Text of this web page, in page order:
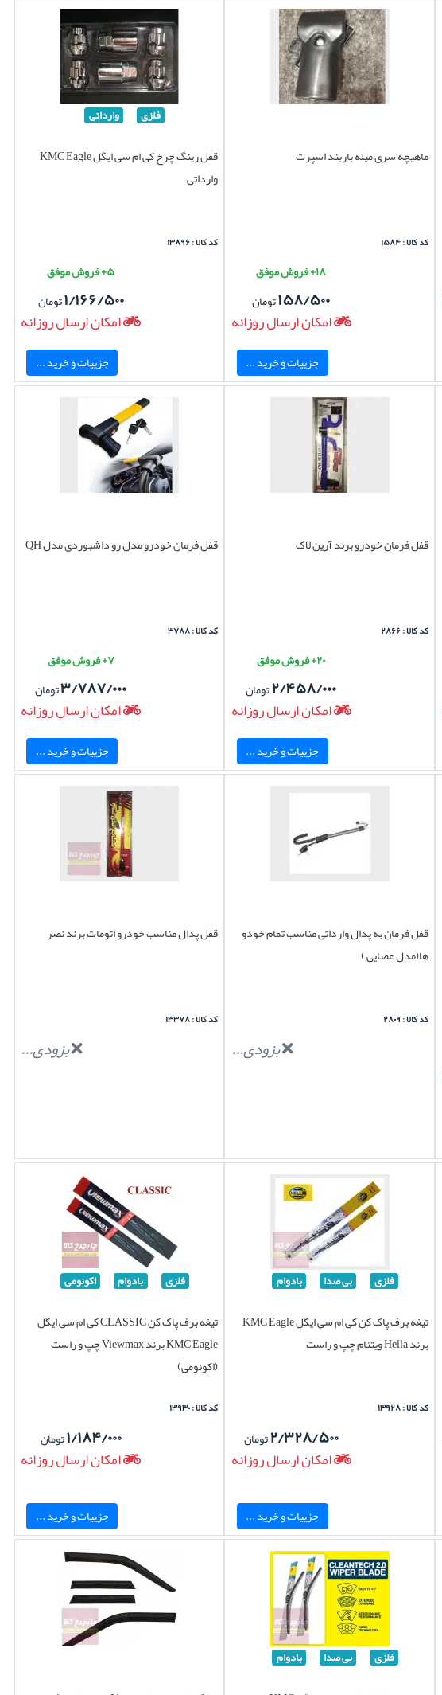
ماهیچه سری میله باربند اسپرت
کد کالا : ۱۵۸۴
۱۸+ فروش موفق
۱۵۸/۵۰۰تومان
امکان ارسال روزانه
جزییات و خرید ...
فلزی وارداتی
قفل رینگ چرخ کی ام سی ایگل KMC Eagle
وارداتی
کد کالا : ۱۳۸۹۶
۵+ فروش موفق
۱/۱۶۶/۵۰۰تومان
امکان ارسال روزانه
جزییات و خرید ...
قفل فرمان خودرو برند آرین لاک
کد کالا : ۲۸۶۶
۲۰+ فروش موفق
۲/۴۵۸/۰۰۰تومان
امکان ارسال روزانه
جزییات و خرید ...
قفل فرمان خودرو مدل رو داشبوردی مدل QH
کد کالا : ۳۷۸۸
۷+ فروش موفق
۳/۷۸۷/۰۰۰تومان
امکان ارسال روزانه
جزییات و خرید ...
قفل فرمان به پدال وارداتی مناسب تمام خودو
ها(مدل عصایی )
کد کالا : ۲۸۰۹
بزودی...
قفل پدال مناسب خودرو اتومات برند نصر
کد کالا : ۱۳۳۷۸
بزودی...
فلزی بی صدا بادوام
تیغه برف پاک کن کی ام سی ایگل KMC Eagle
برند Hella ویتنام چپ و راست
کد کالا : ۱۳۹۲۸
۲/۳۲۸/۵۰۰تومان
امکان ارسال روزانه
جزییات و خرید ...
فلزی بادوام اکونومی
تیغه برف پاک کن CLASSIC کی ام سی ایگل
KMC Eagle برند Viewmax چپ و راست
(اکونومی)
کد کالا : ۱۳۹۳۰
۱/۱۸۴/۰۰۰تومان
امکان ارسال روزانه
جزییات و خرید ...
فلزی بی صدا بادوام